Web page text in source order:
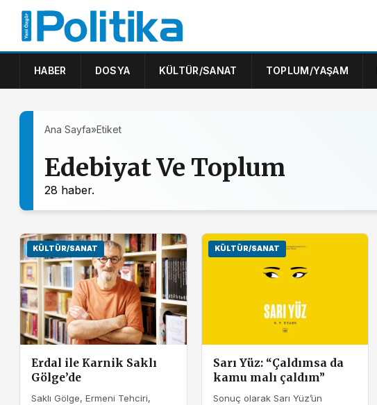
HABER DOSYA KÜLTÜR/SANAT TOPLUM/YAŞAM
Ana Sayfa»Etiket
Edebiyat Ve Toplum
28 haber.
KÜLTÜR/SANAT
Erdal ile Karnik Saklı
Gölge’de
Saklı Gölge, Ermeni Tehciri,
KÜLTÜR/SANAT
Sarı Yüz: “Çaldımsa da
kamu malı çaldım”
Sonuç olarak Sarı Yüz’ün